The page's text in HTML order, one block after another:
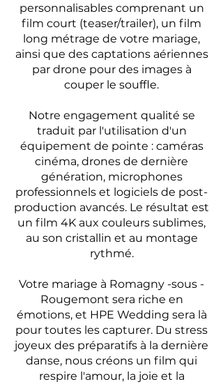
personnalisables comprenant un
film court (teaser/trailer), un film
long métrage de votre mariage,
ainsi que des captations aériennes
par drone pour des images à
couper le souffle.
Notre engagement qualité se
traduit par l'utilisation d'un
équipement de pointe : caméras
cinéma, drones de dernière
génération, microphones
professionnels et logiciels de post-
production avancés. Le résultat est
un film 4K aux couleurs sublimes,
au son cristallin et au montage
rythmé.
Votre mariage à Romagny -sous -
Rougemont sera riche en
émotions, et HPE Wedding sera là
pour toutes les capturer. Du stress
joyeux des préparatifs à la dernière
danse, nous créons un film qui
respire l'amour, la joie et la